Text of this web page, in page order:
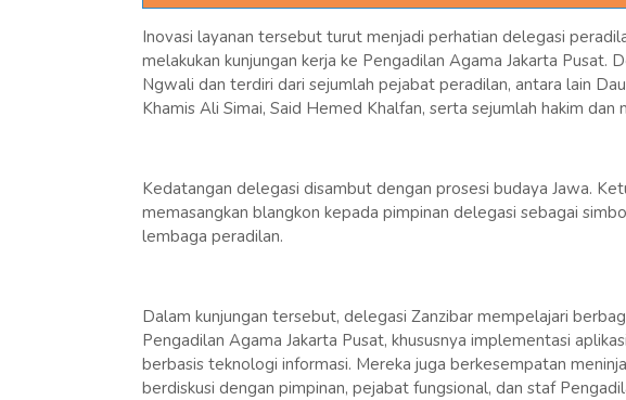
Inovasi layanan tersebut turut menjadi perhatian delegasi
melakukan kunjungan kerja ke Pengadilan Agama Jakarta Pusat.
Ngwali dan terdiri dari sejumlah pejabat peradilan, antara lain
Khamis Ali Simai, Said Hemed Khalfan, serta sejumlah hakim dan
Kedatangan delegasi disambut dengan prosesi budaya Jawa.
memasangkan blangkon kepada pimpinan delegasi sebagai
lembaga peradilan.
Dalam kunjungan tersebut, delegasi Zanzibar mempelajari
Pengadilan Agama Jakarta Pusat, khususnya implementasi
berbasis teknologi informasi. Mereka juga berkesempatan
berdiskusi dengan pimpinan, pejabat fungsional, dan staf